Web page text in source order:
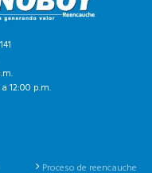
12:00 p.m.
Proceso de reencauche